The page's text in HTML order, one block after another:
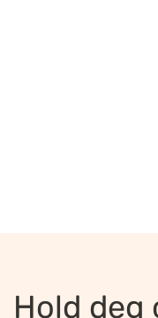
Hold deg